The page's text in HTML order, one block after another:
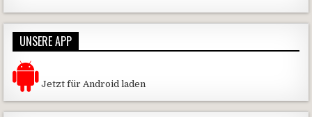
UNSERE APP
Jetzt für Android laden